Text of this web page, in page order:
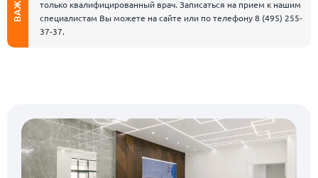
только квалифицированный врач. Записаться на прием к нашим
специалистам Вы можете на сайте или по телефону8 (495) 255-
37-37.